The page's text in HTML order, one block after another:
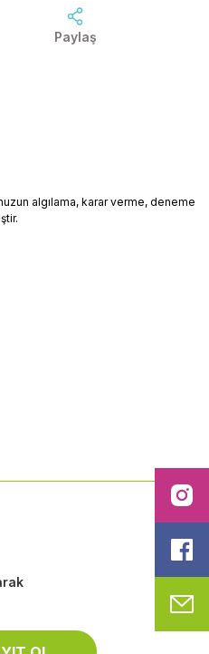
Paylaş
algılama, karar verme, deneme